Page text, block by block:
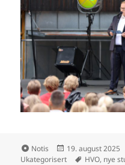
Format
Notis Publisert
19. august 2025
Ukategorisert
Stikkord
HVO, nye